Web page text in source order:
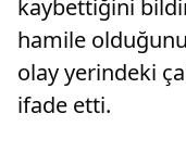
kaybettiğini
hamile
olay yerindeki
ifade etti.